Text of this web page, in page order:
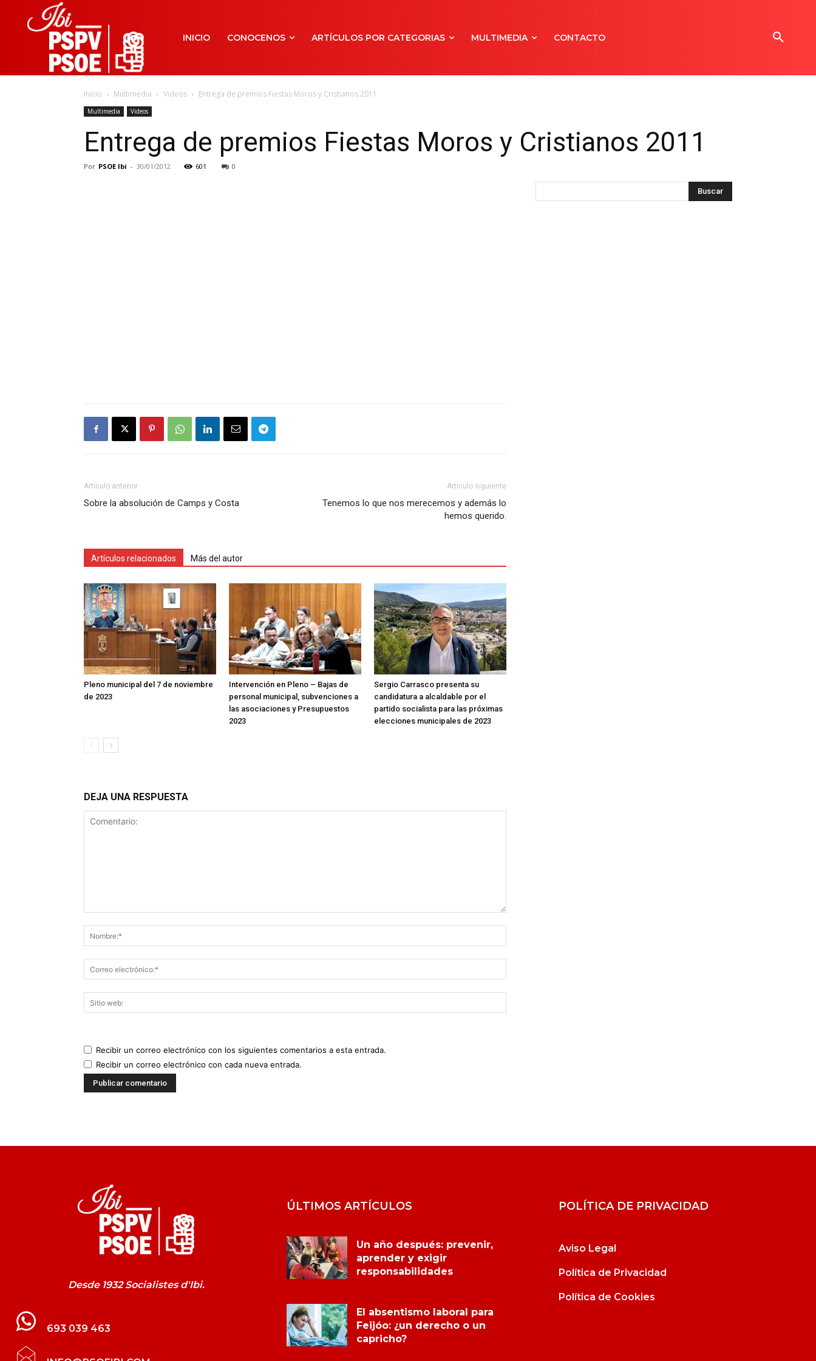
INICIO CONOCENOS ARTÍCULOS POR CATEGORIAS MULTIMEDIA CONTACTO
Inicio Multimedia Videos Entrega de premios Fiestas Moros y Cristianos 2011
Multimedia Videos
Entrega de premios Fiestas Moros y Cristianos 2011
Por PSOE Ibi - 30/01/2012 601 0
Artículo anterior
Sobre la absolución de Camps y Costa
Artículo siguiente
Tenemos lo que nos merecemos y además lo
hemos querido.
Artículos relacionados Más del autor
Pleno municipal del 7 de noviembre
de 2023
Intervención en Pleno – Bajas de
personal municipal, subvenciones a
las asociaciones y Presupuestos
2023
Sergio Carrasco presenta su
candidatura a alcaldable por el
partido socialista para las próximas
elecciones municipales de 2023
DEJA UNA RESPUESTA
Recibir un correo electrónico con los siguientes comentarios a esta entrada.
Recibir un correo electrónico con cada nueva entrada.
Desde 1932 Socialistes d'Ibi.
693 039 463
ÚLTIMOS ARTÍCULOS
Un año después: prevenir,
aprender y exigir
responsabilidades
El absentismo laboral para
Feijóo: ¿un derecho o un
capricho?
POLÍTICA DE PRIVACIDAD
Aviso Legal
Política de Privacidad
Política de Cookies